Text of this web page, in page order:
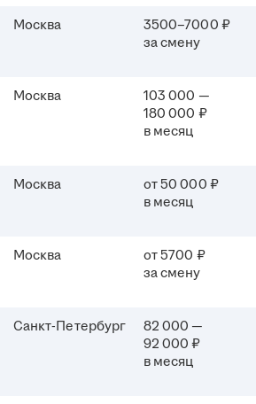
Москва
3500–7000 ₽
за смену
Москва
103 000 —
180 000 ₽
в месяц
Москва
от 50 000 ₽
в месяц
Москва
от 5700 ₽
за смену
Санкт-Петербург
82 000 —
92 000 ₽
в месяц